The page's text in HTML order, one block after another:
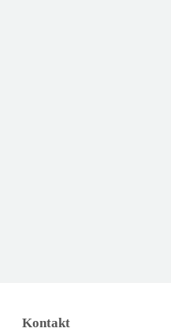
Kontakt